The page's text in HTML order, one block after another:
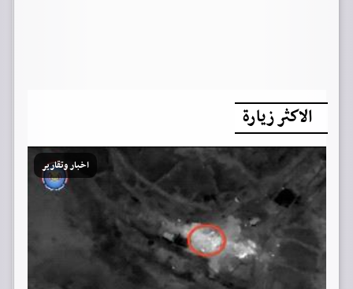
الاكثر زيارة
اخبار وتقارير